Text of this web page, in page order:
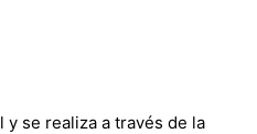
y se realiza a través de la